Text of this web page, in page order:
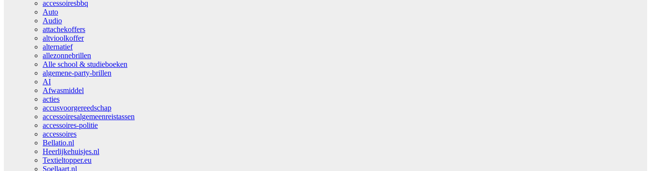
accessoiresbbq
Auto
Audio
attachekoffers
altvioolkoffer
alternatief
allezonnebrillen
Alle school & studieboeken
algemene-party-brillen
AI
Afwasmiddel
acties
accusvoorgereedschap
accessoiresalgemeenreistassen
accessoires-politie
accessoires
Bellatio.nl
Heerlijkehuisjes.nl
Textieltopper.eu
Soellaart.nl